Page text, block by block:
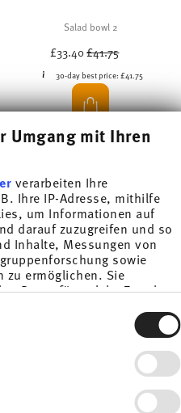
Umgang mit Ihren
verarbeiten Ihre
Ihre IP-Adresse, mithilfe
um Informationen auf
darauf zuzugreifen und so
Inhalte, Messungen von
sowie
zu ermöglichen. Sie
Daten für welche Zwecke
Klicken auf das Privacy
wir auch gerne:
einige Meter genau sein
Salad bowl 2
£33.40Price reduced from
£41.75
30-day best price:£41.75
-20%